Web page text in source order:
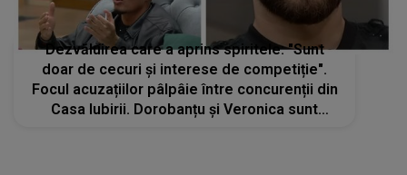
Dezvăluirea care a aprins spiritele: "Sunt
doar de cecuri și interese de competiție".
Focul acuzațiilor pâlpâie între concurenții din
Casa Iubirii. Dorobanțu și Veronica sunt